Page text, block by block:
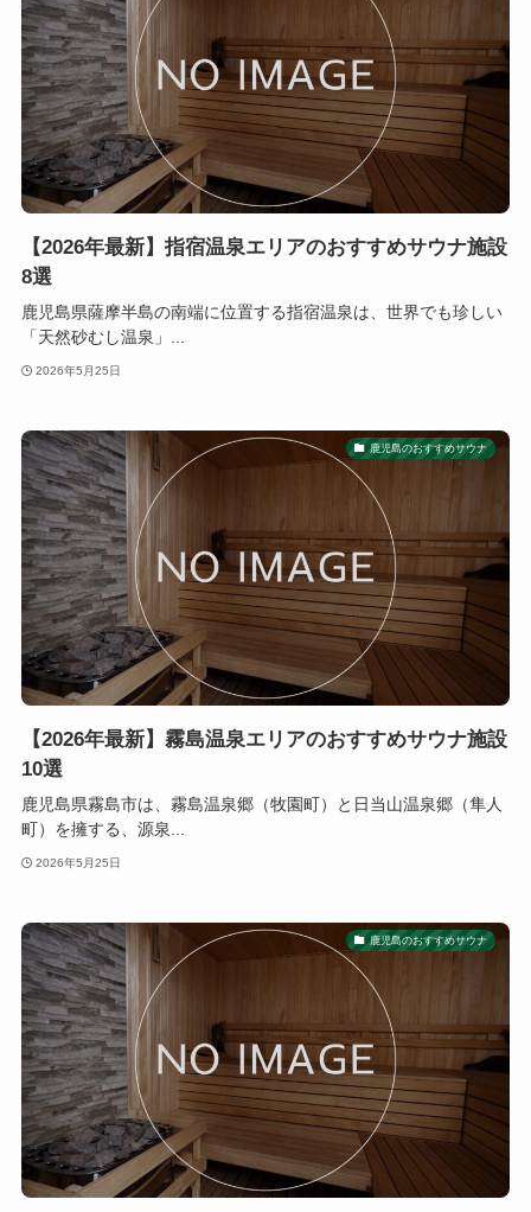
【2026年最新】指宿温泉エリアのおすすめサウナ施設
8選
鹿児島県薩摩半島の南端に位置する指宿温泉は、世界でも珍しい
「天然砂むし温泉」...
2026年5月25日
鹿児島のおすすめサウナ
【2026年最新】霧島温泉エリアのおすすめサウナ施設
10選
鹿児島県霧島市は、霧島温泉郷（牧園町）と日当山温泉郷（隼人
町）を擁する、源泉...
2026年5月25日
鹿児島のおすすめサウナ